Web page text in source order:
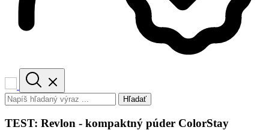
Hľadať
TEST: Revlon - kompaktný púder ColorStay